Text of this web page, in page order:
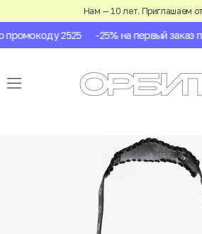
Нам — 10 лет. Приглашаем
2525 -25% на первый заказ